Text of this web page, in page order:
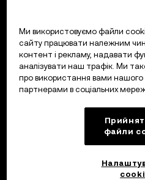
Ми використовуємо файли
сайту працювати належним
контент і рекламу, надавати
аналізувати наш трафік. Ми
про використання вами
партнерами в соціальних
файли